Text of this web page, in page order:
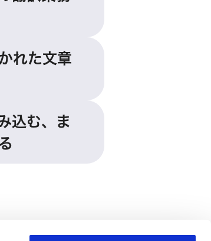
れた文章
込む、ま